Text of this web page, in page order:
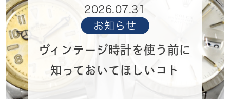
2026.07.31
お知らせ
ヴィンテージ時計を使う前に
知っておいてほしいコト